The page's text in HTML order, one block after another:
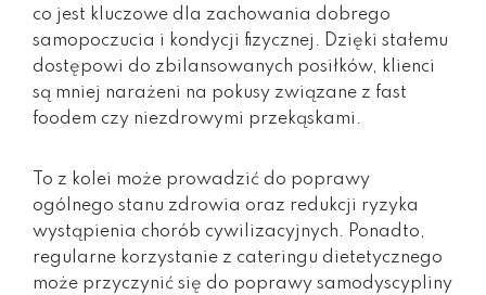
co jest kluczowe dla zachowania dobrego
samopoczucia i kondycji fizycznej. Dzięki stałemu
dostępowi do zbilansowanych posiłków, klienci
są mniej narażeni na pokusy związane z fast
foodem czy niezdrowymi przekąskami.
To z kolei może prowadzić do poprawy
ogólnego stanu zdrowia oraz redukcji ryzyka
wystąpienia chorób cywilizacyjnych. Ponadto,
regularne korzystanie z cateringu dietetycznego
może przyczynić się do poprawy samodyscypliny